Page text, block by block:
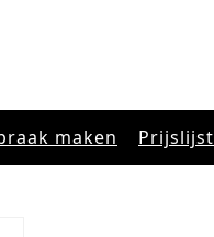
maken Prijslijst